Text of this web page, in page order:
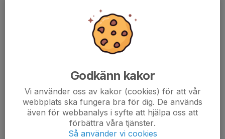
Godkänn kakor
Vi använder oss av kakor (cookies) för att vår
webbplats ska fungera bra för dig. De används
även för webbanalys i syfte att hjälpa oss att
förbättra våra tjänster.
Så använder vi cookies